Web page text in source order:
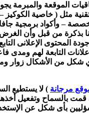
الموقعة والمبرمة
مثل ( خاصية الكوكيز
– وأكواد برمجية
بذكرة من قبل وأن
المحتوى الإعلانى
التابعة لهم ومدى
شكل من الأشكال زوار
مرجانة ) لا يستطيع
قمت بالسماح وتفعيل
بأى شكل عن